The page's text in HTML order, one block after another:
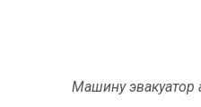
Машину эвакуатор